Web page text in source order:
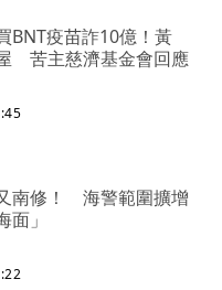
BNT疫苗詐10億！黃
苦主慈濟基金會回應
南修！ 海警範圍擴增
面」